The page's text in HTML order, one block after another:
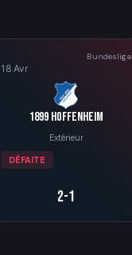
18 Avr
Bundesliga
1899 Hoffenheim
Extérieur
DÉFAITE
2-1